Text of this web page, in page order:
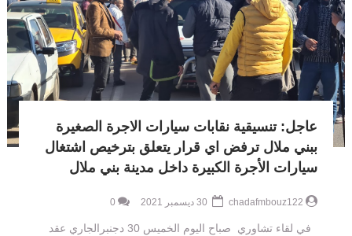
عاجل: تنسيقية نقابات سيارات الاجرة الصغيرة
ببني ملال ترفض اي قرار يتعلق بترخيص اشتغال
سيارات الأجرة الكبيرة داخل مدينة بني ملال
chadafmbouz122
0
في لقاء تشاوري صباح اليوم الخميس 30 دجنبرالجاري عقد